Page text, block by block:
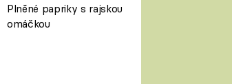
Plněné papriky s rajskou
omáčkou